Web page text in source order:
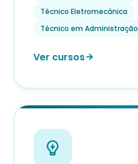
Técnico Eletromecânica
Técnico em Administração
Ver cursos